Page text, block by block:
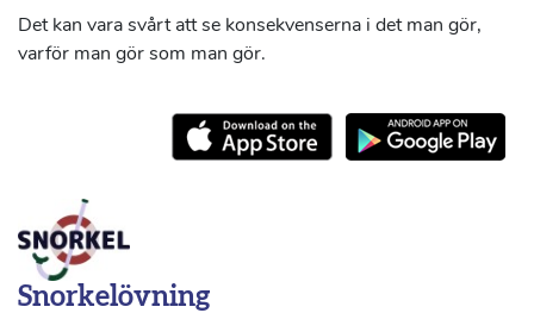
Det kan vara svårt att se konsekvenserna i det man gör,
varför man gör som man gör.
Snorkelövning